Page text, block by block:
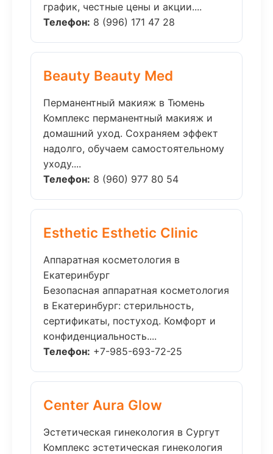
график, честные цены и акции....
Телефон: 8 (996) 171 47 28
Beauty Beauty Med
Перманентный макияж в Тюмень
Комплекс перманентный макияж и
домашний уход. Сохраняем эффект
надолго, обучаем самостоятельному
уходу....
Телефон: 8 (960) 977 80 54
Esthetic Esthetic Clinic
Аппаратная косметология в
Екатеринбург
Безопасная аппаратная косметология
в Екатеринбург: стерильность,
сертификаты, постуход. Комфорт и
конфиденциальность....
Телефон: +7-985-693-72-25
Center Aura Glow
Эстетическая гинекология в Сургут
Комплекс эстетическая гинекология